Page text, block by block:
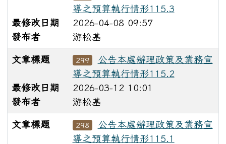
導之預算執行情形115.3
最修改日期
2026-04-08 09:57
發布者
游松基
文章標題 299
公告本處辦理政策及業務宣
導之預算執行情形115.2
最修改日期
2026-03-12 10:01
發布者
游松基
文章標題 298
公告本處辦理政策及業務宣
導之預算執行情形115.1